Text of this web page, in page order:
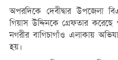
অপরদিকে দেবীদ্বার উপজেলা
গিয়াস উদ্দিনকে গ্রেফতার
নগরীর বাগিচাগাঁও এলাকায়
হয়।